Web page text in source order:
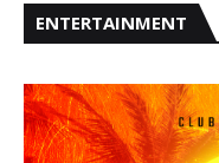
ENTERTAINMENT